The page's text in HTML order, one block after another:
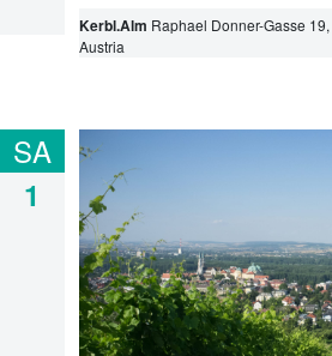
Kerbl.Alm Raphael Donner-Gasse 19,
Austria
SA
1